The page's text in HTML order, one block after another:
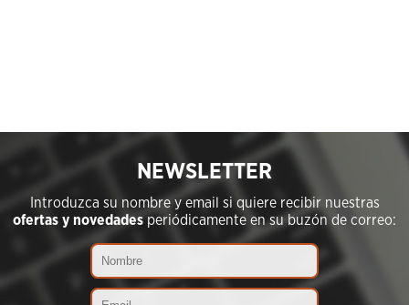
NEWSLETTER
Introduzca su nombre y email si quiere recibir nuestras
ofertas y novedadesperiódicamente en su buzón de correo: